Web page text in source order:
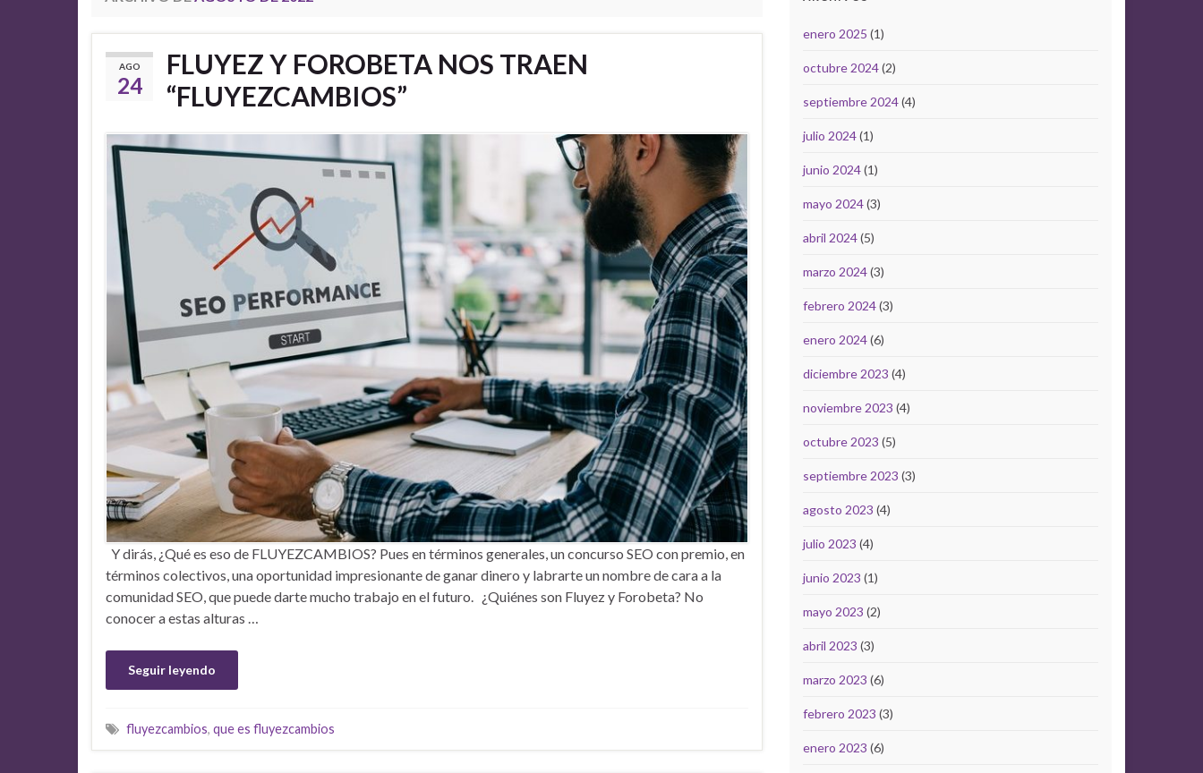
AGO
24
FLUYEZ Y FOROBETA NOS TRAEN
“FLUYEZCAMBIOS”
Y dirás, ¿Qué es eso de FLUYEZCAMBIOS? Pues en términos generales, un concurso SEO con premio, en
términos colectivos, una oportunidad impresionante de ganar dinero y labrarte un nombre de cara a la
comunidad SEO, que puede darte mucho trabajo en el futuro. ¿Quiénes son Fluyez y Forobeta? No
conocer a estas alturas …
Seguir leyendo
fluyezcambios, que es fluyezcambios
enero 2025 (1)
octubre 2024(2)
septiembre 2024(4)
julio 2024(1)
junio 2024(1)
mayo 2024(3)
abril 2024(5)
marzo 2024(3)
febrero 2024(3)
enero 2024(6)
diciembre 2023 (4)
noviembre 2023 (4)
octubre 2023 (5)
septiembre 2023 (3)
agosto 2023 (4)
julio 2023 (4)
junio 2023 (1)
mayo 2023 (2)
abril 2023 (3)
marzo 2023 (6)
febrero 2023 (3)
enero 2023 (6)